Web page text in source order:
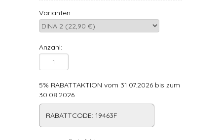
Varianten
Anzahl:
5% RABATTAKTION vom 31.07.2026 bis zum
30.08.2026
RABATTCODE: 19463F